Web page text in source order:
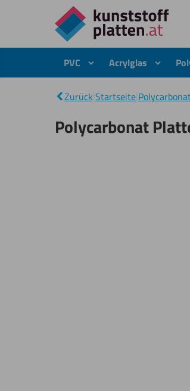
Direkt
zum
PVC Acrylglas
Zurück Startseite
Polycarbonat